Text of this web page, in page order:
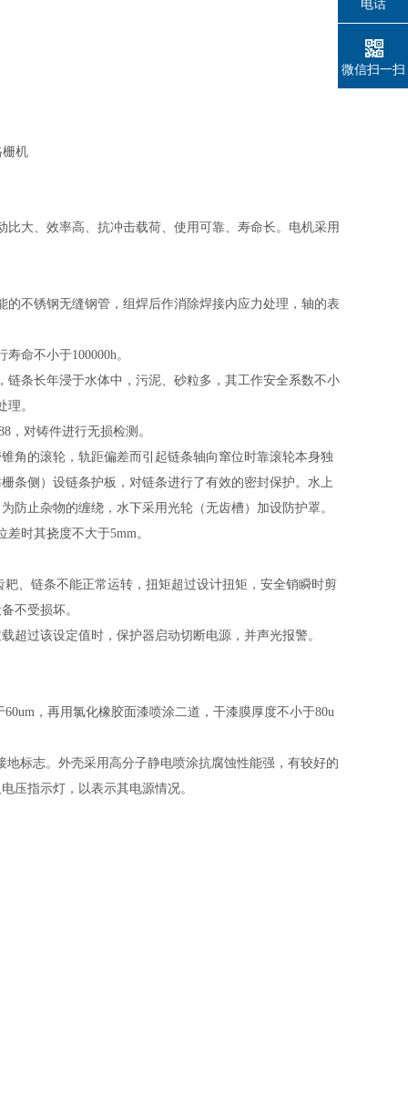
大、效率高、抗冲击载荷、使用可靠、寿命长。 电机采用
不锈钢无缝钢管，组焊后作消除焊接内应力处理，轴的表
寿命不小于100000h。
条长年浸于水体中，污泥、砂粒多，其工作安全系数不小
。
，对铸件进行无损检测。
角的滚轮，轨距偏差而引起链条轴向窜位时靠滚轮本身独
条侧）设链条护板，对链条进行了有效的密封保护。水上
防止杂物的缠绕，水下采用光轮（无齿槽）加设防护罩。
时其挠度不大于5mm。
、链条不能正常运转，扭矩超过设计扭矩，安全销瞬时剪
不受损坏。
超过该设定值时，保护器启动切断电源，并声光报警。
，再用氯化橡胶面漆喷涂二道，干漆膜厚度不小于80u
标志。外壳采用高分子静电喷涂抗腐蚀性能强，有较好的
压指示灯，以表示其电源情况。
电话
微信扫一扫